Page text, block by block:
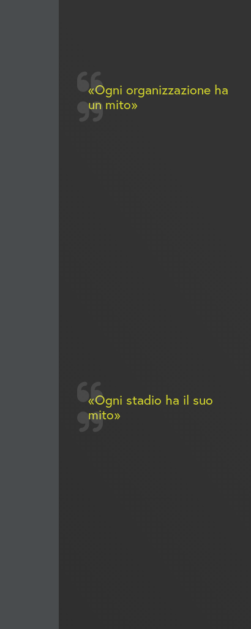
Ogni organizzazione ha
un mito
Ogni stadio ha il suo
mito